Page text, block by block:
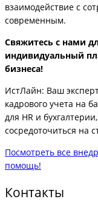
взаимодействие с
современным.
Свяжитесь с нами
индивидуальный
бизнеса!
ИстЛайн: Ваш
кадрового учета на
для HR и
сосредоточиться на
Посмотреть все
помощь!
Контакты